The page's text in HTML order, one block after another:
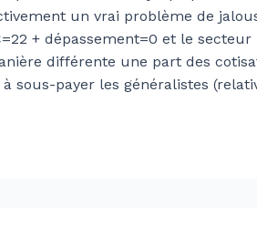
un vrai problème de
+ dépassement=0 et le secteur
différente une part des
sous-payer les généralistes